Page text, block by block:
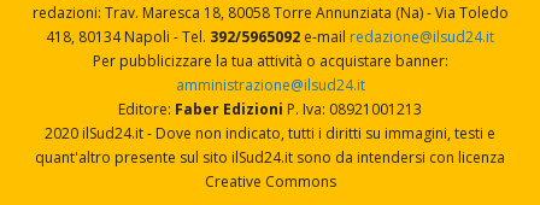
redazioni: Trav. Maresca 18, 80058 Torre Annunziata (Na) - Via Toledo
418, 80134 Napoli - Tel. 392/5965092 e-mail redazione@ilsud24.it
Per pubblicizzare la tua attività o acquistare banner:
amministrazione@ilsud24.it
Editore: Faber Edizioni P. Iva: 08921001213
2020 ilSud24.it - Dove non indicato, tutti i diritti su immagini, testi e
quant'altro presente sul sito ilSud24.it sono da intendersi con licenza
Creative Commons